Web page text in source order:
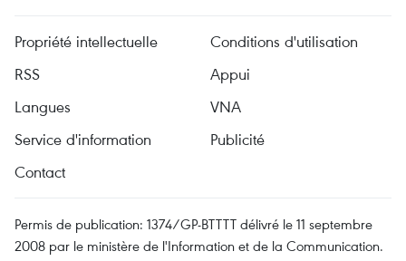
Propriété intellectuelle
Conditions d'utilisation
RSS
Appui
Langues
VNA
Service d'information
Publicité
Contact
Permis de publication: 1374/GP-BTTTT délivré le 11 septembre
2008 par le ministère de l'Information et de la Communication.